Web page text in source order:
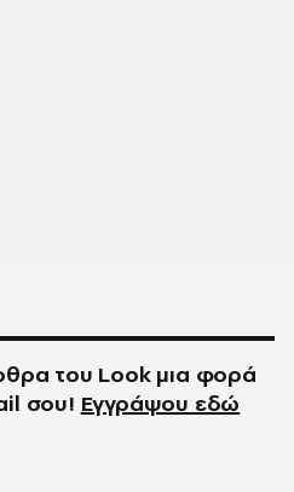
του Look μια φορά
σου! Εγγράψου εδώ